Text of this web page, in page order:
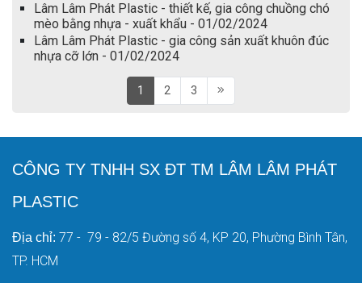
Lâm Lâm Phát Plastic - thiết kế, gia công chuồng chó
mèo bằng nhựa - xuất khẩu - 01/02/2024
Lâm Lâm Phát Plastic - gia công sản xuất khuôn đúc
nhựa cỡ lớn - 01/02/2024
1 2 3
CÔNG TY TNHH SX ĐT TM LÂM LÂM PHÁT
PLASTIC
Địa chỉ: 77 - 79 - 82/5 Đường số 4, KP 20, Phường Bình Tân,
TP. HCM